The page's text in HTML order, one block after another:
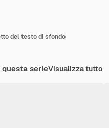
del testo di sfondo
serieVisualizza tutto